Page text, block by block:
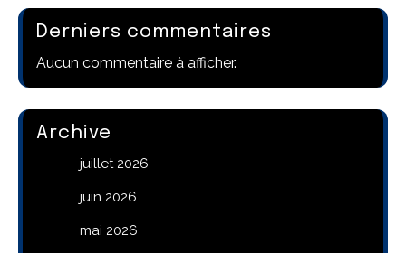
Derniers commentaires
Aucun commentaire à afficher.
Archive
juillet 2026
juin 2026
mai 2026